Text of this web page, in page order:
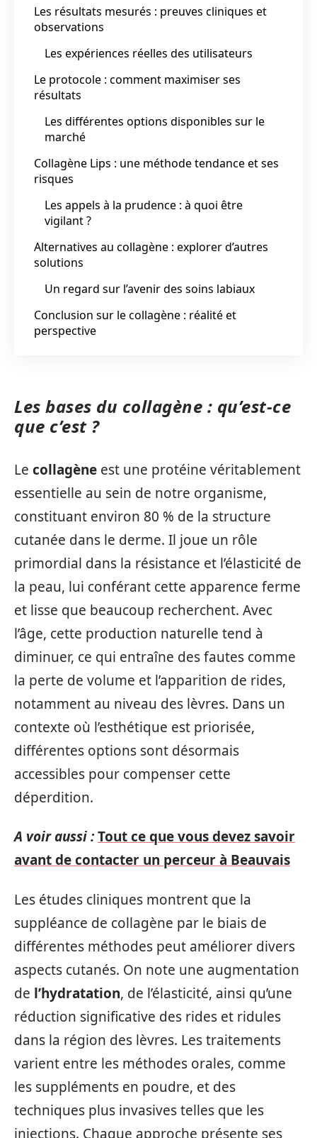
Les résultats mesurés : preuves cliniques et
observations
Les expériences réelles des utilisateurs
Le protocole : comment maximiser ses
résultats
Les différentes options disponibles sur le
marché
Collagène Lips : une méthode tendance et ses
risques
Les appels à la prudence : à quoi être
vigilant ?
Alternatives au collagène : explorer d’autres
solutions
Un regard sur l’avenir des soins labiaux
Conclusion sur le collagène : réalité et
perspective
Les bases du collagène : qu’est-ce
que c’est ?
Le collagène est une protéine véritablement
essentielle au sein de notre organisme,
constituant environ 80 % de la structure
cutanée dans le derme. Il joue un rôle
primordial dans la résistance et l’élasticité de
la peau, lui conférant cette apparence ferme
et lisse que beaucoup recherchent. Avec
l’âge, cette production naturelle tend à
diminuer, ce qui entraîne des fautes comme
la perte de volume et l’apparition de rides,
notamment au niveau des lèvres. Dans un
contexte où l’esthétique est priorisée,
différentes options sont désormais
accessibles pour compenser cette
déperdition.
A voir aussi :Tout ce que vous devez savoir
avant de contacter un perceur à Beauvais
Les études cliniques montrent que la
suppléance de collagène par le biais de
différentes méthodes peut améliorer divers
aspects cutanés. On note une augmentation
de l’hydratation, de l’élasticité, ainsi qu’une
réduction significative des rides et ridules
dans la région des lèvres. Les traitements
varient entre les méthodes orales, comme
les suppléments en poudre, et des
techniques plus invasives telles que les
injections. Chaque approche présente ses